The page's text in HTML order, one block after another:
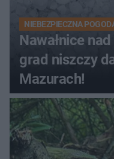
NIEBEZPIECZNA
Nawałnice
grad niszczy
Mazurach!